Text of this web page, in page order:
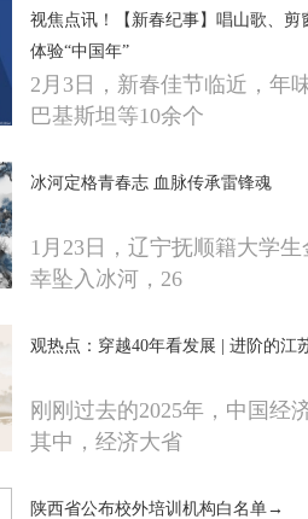
视焦点讯！【新春纪事】唱山歌、
体验“中国年”
2月3日，新春佳节临近，年
巴基斯坦等10余个
冰河定格青春志 血脉传承雷锋魂
1月23日，辽宁抚顺籍大学
幸坠入冰河，26
观热点：穿越40年看发展 | 进阶的江
刚刚过去的2025年，中国经
其中，经济大省
陕西省公布校外培训机构白名单→